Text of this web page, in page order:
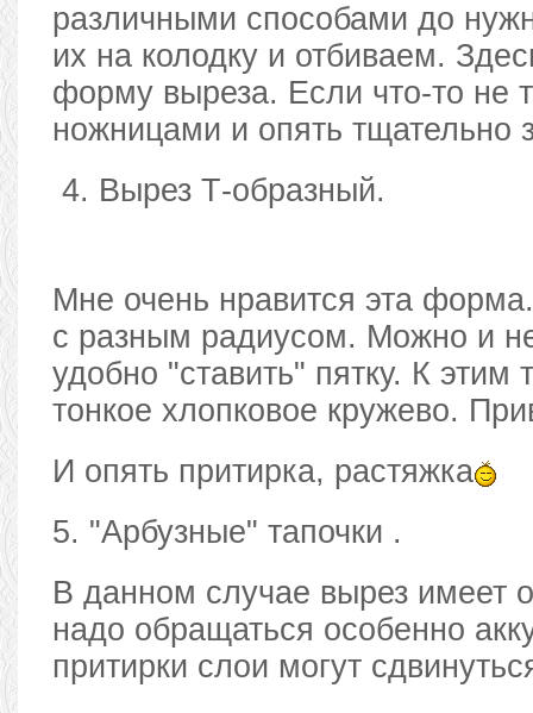
различными способами до
их на колодку и отбиваем.
форму выреза. Если что-то не
ножницами и опять тщательно
4. Вырез Т-образный.
Мне очень нравится эта
с разным радиусом. Можно и
удобно "ставить" пятку. К этим
тонкое хлопковое кружево.
И опять притирка, растяжка
5. "Арбузные" тапочки .
В данном случае вырез имеет
надо обращаться особенно
притирки слои могут